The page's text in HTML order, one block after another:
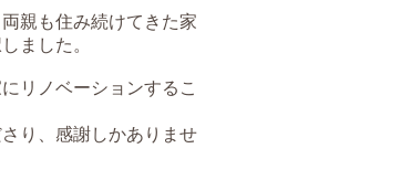
親も住み続けてきた家
ました。
リノベーションするこ
り、感謝しかありませ